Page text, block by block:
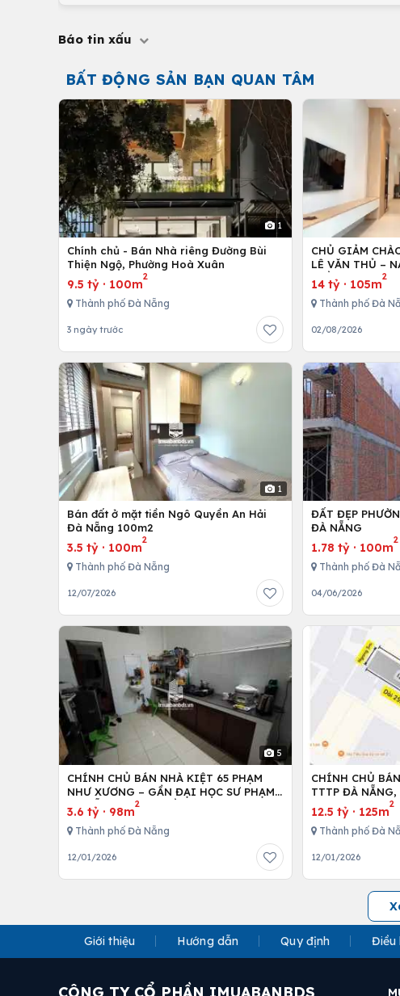
Báo tin xấu
BẤT ĐỘNG SẢN BẠN QUAN TÂM
1
Chính chủ - Bán Nhà riêng Đường Bùi
Thiện Ngộ, Phường Hoà Xuân
9.5 tỷ · 100m
2
Thành phố Đà Nẵng
3 ngày trước
CHỦ GIẢM
LÊ VĂN THỦ –
TIỀN 40TR/
14 tỷ · 105m
2
Thành phố Đà
02/08/2026
1
Bán đất ở mặt tiền Ngô Quyền An Hải
Đà Nẵng 100m2
3.5 tỷ · 100m
2
Thành phố Đà Nẵng
12/07/2026
ĐẤT ĐẸP
ĐÀ NẴNG
1.78 tỷ · 100m
2
Thành phố Đà
04/06/2026
5
CHÍNH CHỦ BÁN NHÀ KIỆT 65 PHẠM
NHƯ XƯƠNG – GẦN ĐẠI HỌC SƯ PHẠM
ĐÀ NẴNG – MẶT TIỀN RỘNG 6M
3.6 tỷ · 98m
2
Thành phố Đà Nẵng
12/01/2026
CHÍNH CHỦ
TTTP ĐÀ NẴNG,
LH:0779089999.
12.5 tỷ · 125m
2
Thành phố Đà
12/01/2026
Giới thiệu Hướng dẫn Quy định Điều
CÔNG TY CỔ PHẦN IMUABANBDS